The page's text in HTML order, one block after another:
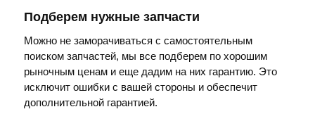
Подберем нужные запчасти
Можно не заморачиваться с самостоятельным
поиском запчастей, мы все подберем по хорошим
рыночным ценам и еще дадим на них гарантию. Это
исключит ошибки с вашей стороны и обеспечит
дополнительной гарантией.